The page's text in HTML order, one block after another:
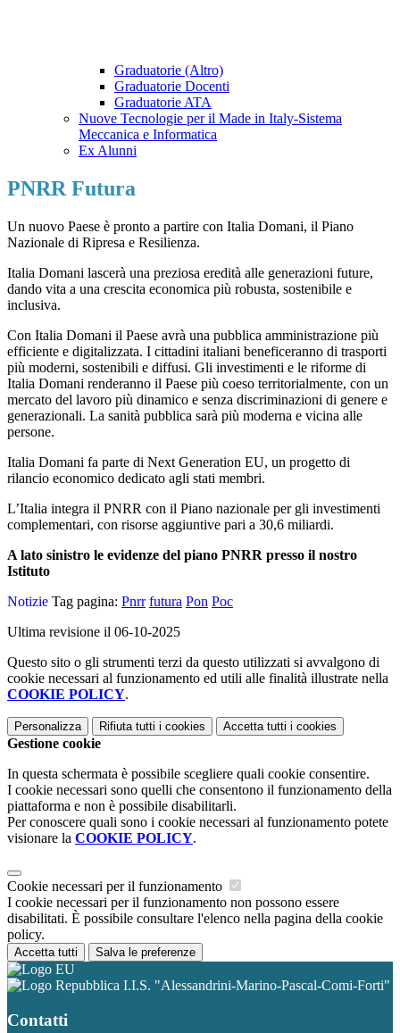
Graduatorie (Altro)
Graduatorie Docenti
Graduatorie ATA
Nuove Tecnologie per il Made in Italy-Sistema
Meccanica e Informatica
Ex Alunni
PNRR Futura
Un nuovo Paese è pronto a partire con Italia Domani, il Piano
Nazionale di Ripresa e Resilienza.
Italia Domani lascerà una preziosa eredità alle generazioni future,
dando vita a una crescita economica più robusta, sostenibile e
inclusiva.
Con Italia Domani il Paese avrà una pubblica amministrazione più
efficiente e digitalizzata. I cittadini italiani beneficeranno di trasporti
più moderni, sostenibili e diffusi. Gli investimenti e le riforme di
Italia Domani renderanno il Paese più coeso territorialmente, con un
mercato del lavoro più dinamico e senza discriminazioni di genere e
generazionali. La sanità pubblica sarà più moderna e vicina alle
persone.
Italia Domani fa parte di Next Generation EU, un progetto di
rilancio economico dedicato agli stati membri.
L’Italia integra il PNRR con il Piano nazionale per gli investimenti
complementari, con risorse aggiuntive pari a 30,6 miliardi.
A lato sinistro le evidenze del piano PNRR presso il nostro
Istituto
Notizie Tag pagina: Pnrr futura Pon Poc
Ultima revisione il 06-10-2025
Questo sito o gli strumenti terzi da questo utilizzati si avvalgono di
cookie necessari al funzionamento ed utili alle finalità illustrate nella
COOKIE POLICY.
Personalizza Rifiuta tutti i cookies Accetta tutti i cookies
Gestione cookie
In questa schermata è possibile scegliere quali cookie consentire.
I cookie necessari sono quelli che consentono il funzionamento della
piattaforma e non è possibile disabilitarli.
Per conoscere quali sono i cookie necessari al funzionamento potete
visionare la COOKIE POLICY.
Cookie necessari per il funzionamento
I cookie necessari per il funzionamento non possono essere
disabilitati. È possibile consultare l'elenco nella pagina della cookie
policy.
Accetta tutti Salva le preferenze
I.I.S. "Alessandrini-Marino-Pascal-Comi-Forti"
Contatti